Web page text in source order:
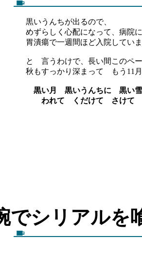
黒いうんちが出るので、
めずらしく心配になって、病院
胃潰瘍で一週間ほど入院してい
と 言うわけで、長い間このペ
秋もすっかり深まって もう11
黒い月 黒いうんちに 黒い雪
われて くだけて さけて
でシリア